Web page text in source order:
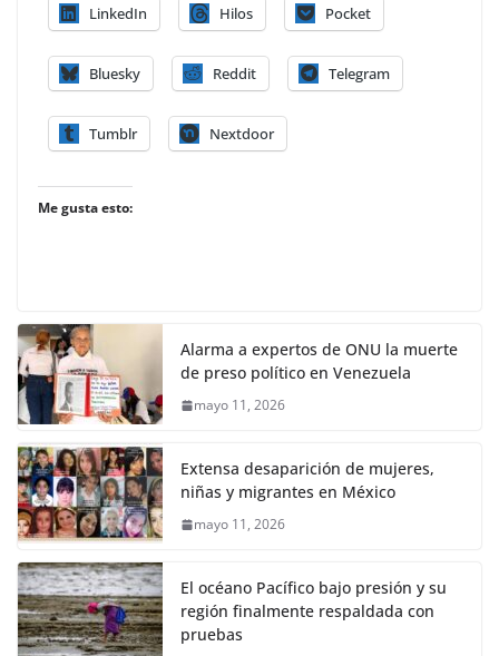
LinkedIn Hilos Pocket
Bluesky Reddit Telegram
Tumblr Nextdoor
Me gusta esto:
Alarma a expertos de ONU la muerte
de preso político en Venezuela
mayo 11, 2026
Extensa desaparición de mujeres,
niñas y migrantes en México
mayo 11, 2026
El océano Pacífico bajo presión y su
región finalmente respaldada con
pruebas